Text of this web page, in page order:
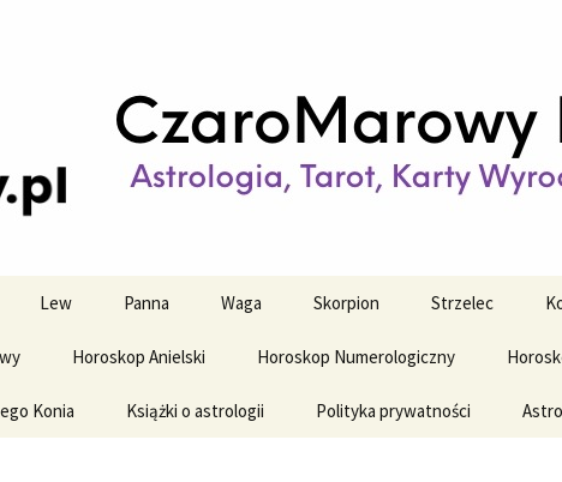
horoskop
i tygodniowy
Lew Panna Waga Skorpion Strzelec
Horoskop Anielski Horoskop Numerologiczny
Konia Książki o astrologii Polityka prywatności